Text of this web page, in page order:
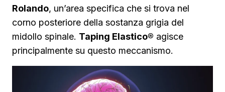
Rolando, un’area specifica che si trova nel
corno posteriore della sostanza grigia del
midollo spinale. Taping Elastico® agisce
principalmente su questo meccanismo.